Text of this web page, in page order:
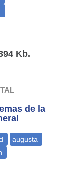
Kb.
de la